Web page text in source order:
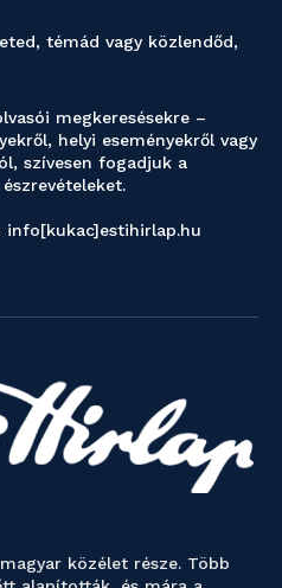
témád vagy közlendőd,
megkeresésekre –
helyi eseményekről vagy
szívesen fogadjuk a
közélet része. Több